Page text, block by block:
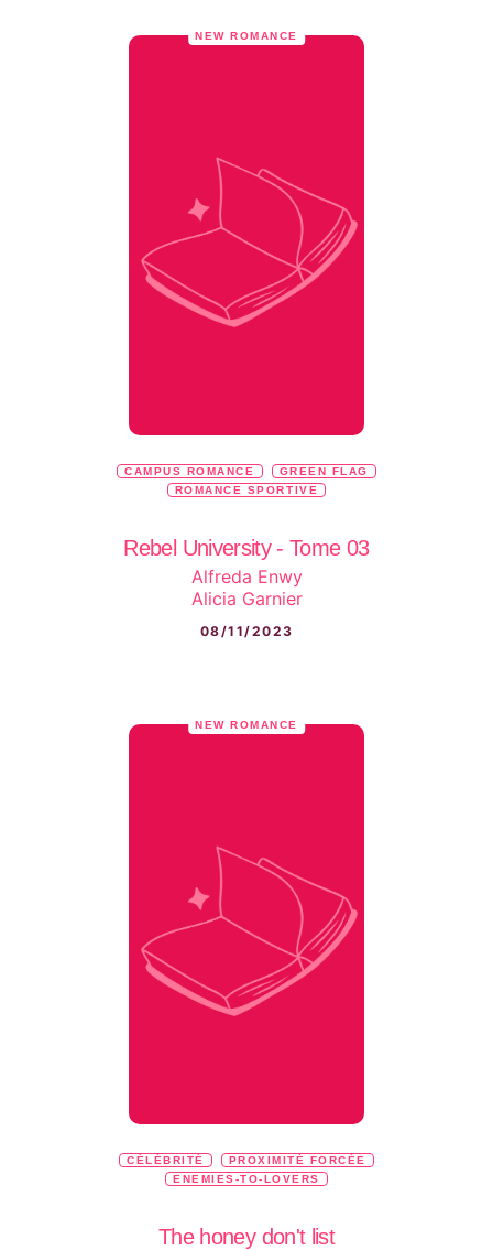
NEW ROMANCE
CAMPUS ROMANCE
GREEN FLAG
ROMANCE SPORTIVE
Rebel University - Tome 03
Alfreda Enwy
Alicia Garnier
08/11/2023
NEW ROMANCE
CÉLÉBRITÉ
PROXIMITÉ FORCÉE
ENEMIES-TO-LOVERS
The honey don't list